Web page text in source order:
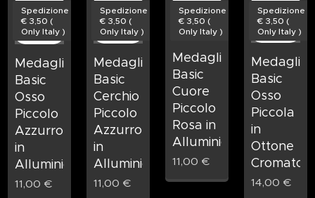
Medaglietta
Basic
Osso
Piccolo
Azzurro
in
Alluminio
Spedizione
€ 3,50 (
Only Italy )
11,00 €
Medaglietta
Basic
Cerchio
Piccolo
Azzurro
in
Alluminio
Spedizione
€ 3,50 (
Only Italy )
11,00 €
Medaglietta
Basic
Cuore
Piccolo
Rosa in
Alluminio
Spedizione
€ 3,50 (
Only Italy )
11,00 €
Basic
Osso
Piccola
in
Ottone
Cromato
Spedizione
€ 3,50 (
Only Italy )
14,00 €